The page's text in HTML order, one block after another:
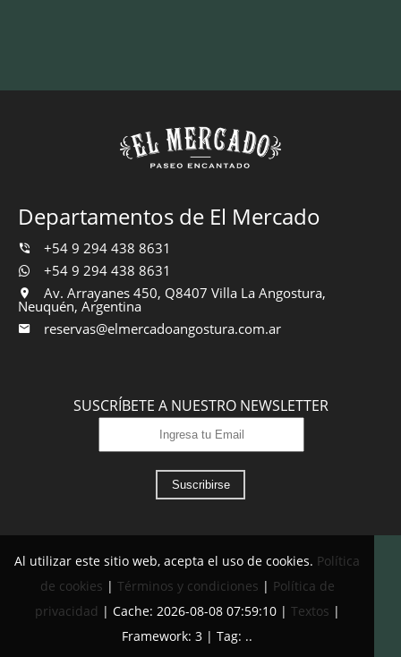
Departamentos de El Mercado
+54 9 294 438 8631
+54 9 294 438 8631
Av. Arrayanes 450, Q8407 Villa La Angostura,
Neuquén, Argentina
reservas@elmercadoangostura.com.ar
SUSCRÍBETE A NUESTRO NEWSLETTER
Suscribirse
Al utilizar este sitio web, acepta el uso de cookies. Política
de cookies | Términos y condiciones | Política de
privacidad | Cache: 2026-08-08 07:59:10 | Textos |
Framework: 3 | Tag: ..